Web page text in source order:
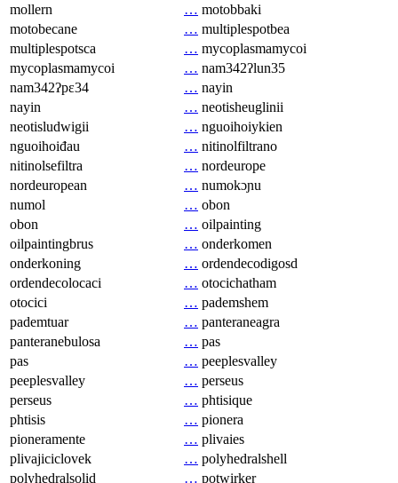
mollern
… motobbaki
motobecane
… multiplespotbea
multiplespotsca
… mycoplasmamycoi
mycoplasmamycoi
… nam342ʔlun35
nam342ʔpɛ34
… nayin
nayin
… neotisheuglinii
neotisludwigii
… nguoihoiykien
nguoihoiđau
… nitinolfiltrano
nitinolsefiltra
… nordeurope
nordeuropean
… numokɔɲu
numol
… obon
obon
… oilpainting
oilpaintingbrus
… onderkomen
onderkoning
… ordendecodigosd
ordendecolocaci
… otocichatham
otocici
… pademshem
pademtuar
… panteraneagra
panteranebulosa
… pas
pas
… peeplesvalley
peeplesvalley
… perseus
perseus
… phtisique
phtisis
… pionera
pioneramente
… plivaies
plivajiciclovek
… polyhedralshell
polyhedralsolid
… potwirker